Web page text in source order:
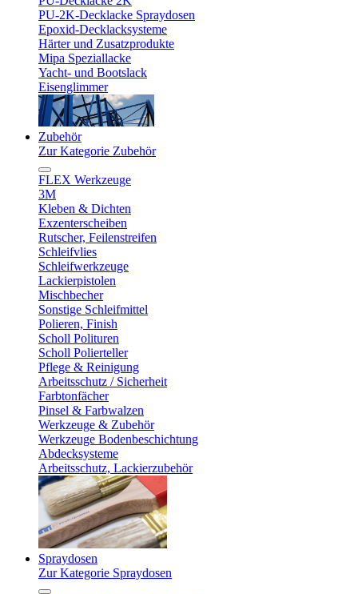
PU-2K-Decklacke Spraydosen
Epoxid-Decklacksysteme
Härter und Zusatzprodukte
Mipa Speziallacke
Yacht- und Bootslack
Eisenglimmer
Zubehör
Zur Kategorie Zubehör
FLEX Werkzeuge
3M
Kleben & Dichten
Exzenterscheiben
Rutscher, Feilenstreifen
Schleifvlies
Schleifwerkzeuge
Lackierpistolen
Mischbecher
Sonstige Schleifmittel
Polieren, Finish
Scholl Polituren
Scholl Polierteller
Pflege & Reinigung
Arbeitsschutz / Sicherheit
Farbtonfächer
Pinsel & Farbwalzen
Werkzeuge & Zubehör
Werkzeuge Bodenbeschichtung
Abdecksysteme
Arbeitsschutz, Lackierzubehör
Spraydosen
Zur Kategorie Spraydosen